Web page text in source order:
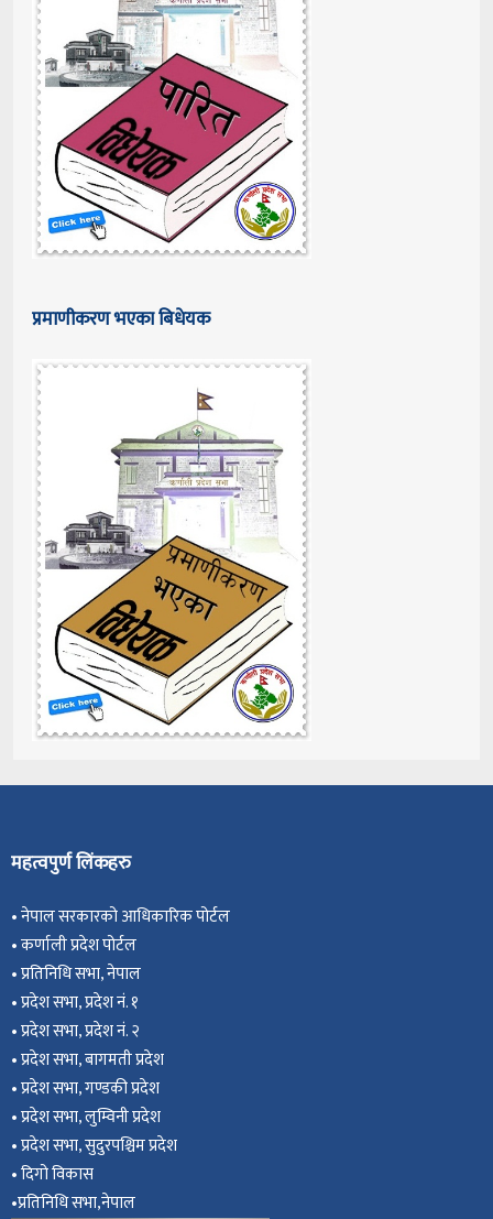
प्रमाणीकरण भएका बिधेयक
महत्वपुर्ण लिंकहरु
•नेपाल सरकारको आधिकारिक पोर्टल
•कर्णाली प्रदेश पोर्टल
•प्रतिनिधि सभा, नेपाल
•प्रदेश सभा, प्रदेश नं. १
•प्रदेश सभा, प्रदेश नं. २
•प्रदेश सभा, बागमती प्रदेश
•प्रदेश सभा, गण्डकी प्रदेश
•प्रदेश सभा, लुम्विनी प्रदेश
•प्रदेश सभा, सुदुरपश्चिम प्रदेश
•दिगो विकास
•प्रतिनिधि सभा,नेपाल